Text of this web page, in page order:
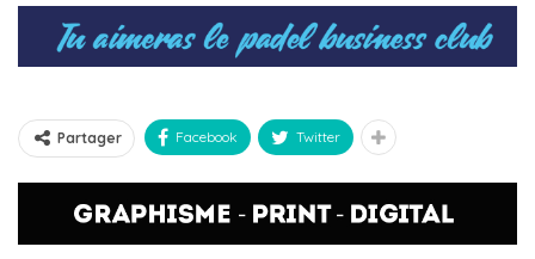
Partager Facebook Twitter